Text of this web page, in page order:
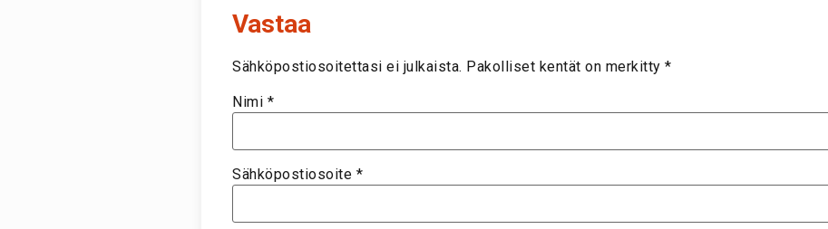
Vastaa
Sähköpostiosoitettasi ei julkaista. Pakolliset kentät on merkitty *
Nimi *
Sähköpostiosoite *